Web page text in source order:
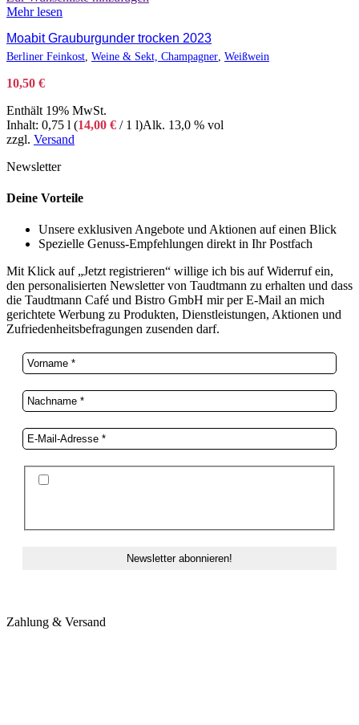
Mehr lesen
Moabit Grauburgunder trocken 2023
Berliner Feinkost Weine & Sekt, Champagner Weißwein
10,50 €
Enthält 19% MwSt.
Inhalt: 0,75 l (14,00 € / 1 l)Alk. 13,0 % vol
zzgl. Versand
Newsletter
Deine Vorteile
Unsere exklusiven Angebote und Aktionen auf einen Blick
Spezielle Genuss-Empfehlungen direkt in Ihr Postfach
Mit Klick auf „Jetzt registrieren“ willige ich bis auf Widerruf ein,
den personalisierten Newsletter von Taudtmann zu erhalten und dass
die Taudtmann Café und Bistro GmbH mir per E-Mail an mich
gerichtete Werbung zu Produkten, Dienstleistungen, Aktionen und
Zufriedenheitsbefragungen zusenden darf.
Zahlung & Versand